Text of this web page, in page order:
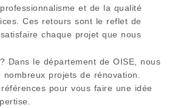
et de la qualité
Ces retours sont le reflet de
chaque projet que nous
Dans le département de OISE, nous
projets de rénovation.
pour vous faire une idée